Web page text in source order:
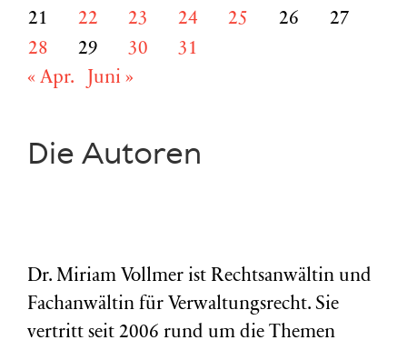
21
22 23 24 25 26
27
28
29 30
31
« Apr.
Juni »
Die Autoren
Dr. Miriam Vollmer ist Rechtsanwältin und
Fachanwältin für Verwaltungsrecht. Sie
vertritt seit 2006 rund um die Themen